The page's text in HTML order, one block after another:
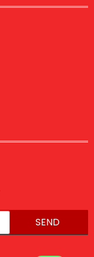
SEND